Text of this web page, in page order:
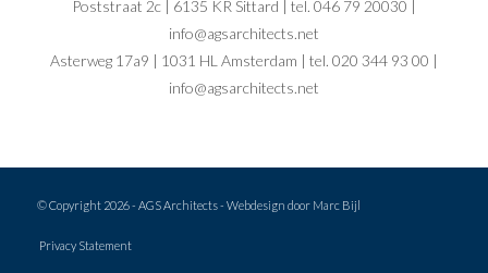
Poststraat 2c | 6135 KR Sittard | tel. 046 79 20030 |
info@agsarchitects.net
Asterweg 17a9 | 1031 HL Amsterdam | tel. 020 344 93 00 |
info@agsarchitects.net
© Copyright 2026 - AGS Architects - Webdesign door Marc Bijl
Privacy Statement